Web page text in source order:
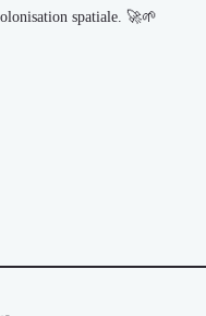
spatiale. 🚀🌱